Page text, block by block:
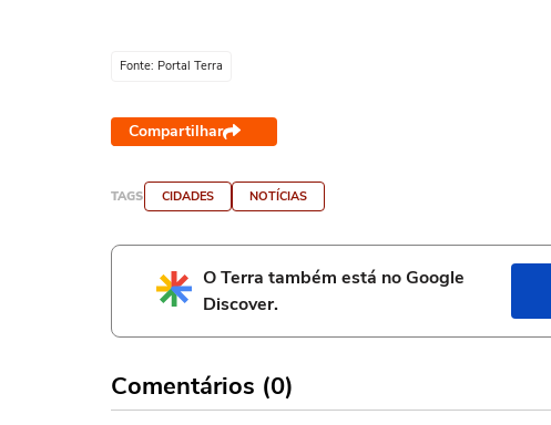
Fonte: Portal Terra
Compartilhar
TAGS CIDADES NOTÍCIAS
O Terra também está no Google
Discover.
Comentários (0)